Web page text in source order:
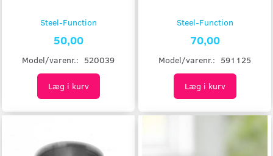
Steel-Function
50,00
Model/varenr.: 520039
Læg i kurv
Steel-Function
70,00
Model/varenr.: 591125
Læg i kurv